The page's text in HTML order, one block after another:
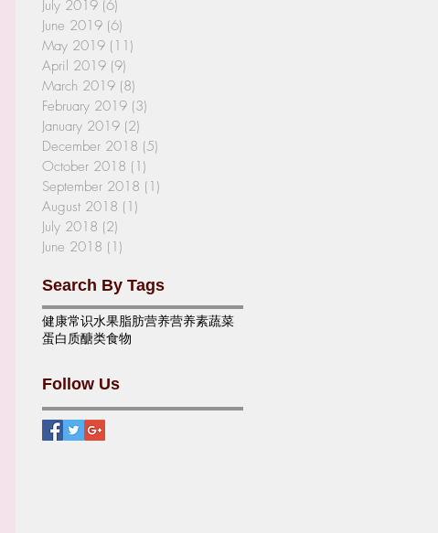
July 2019 (6)
June 2019 (6)
May 2019 (11)
April 2019 (9)
March 2019 (8)
February 2019 (3)
January 2019 (2)
December 2018 (5)
October 2018 (1)
September 2018 (1)
August 2018 (1)
July 2018 (2)
June 2018 (1)
Search By Tags
健康常识水果脂肪营养营养素蔬菜
蛋白质醣类食物
Follow Us